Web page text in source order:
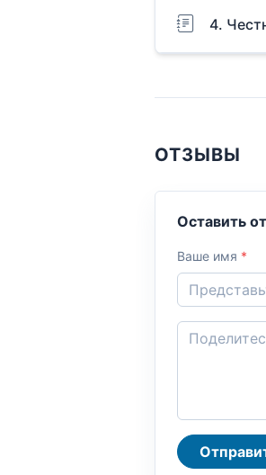
4.
ОТЗЫВЫ
Оставить
Ваше имя *